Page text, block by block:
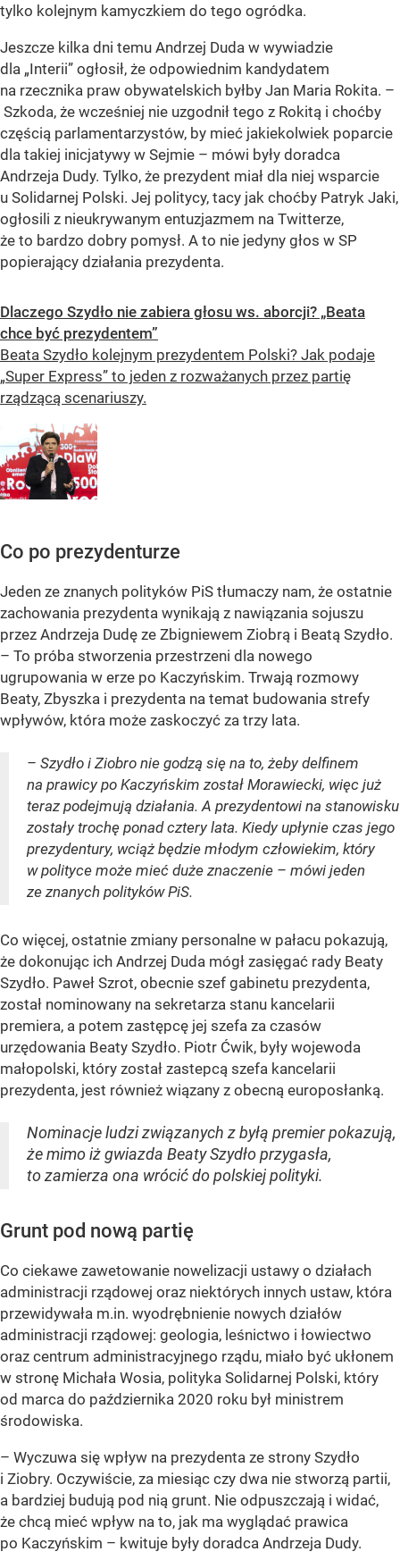
tylko kolejnym kamyczkiem do tego ogródka.
Jeszcze kilka dni temu Andrzej Duda w wywiadzie
dla „Interii” ogłosił, że odpowiednim kandydatem
na rzecznika praw obywatelskich byłby Jan Maria Rokita. –
Szkoda, że wcześniej nie uzgodnił tego z Rokitą i choćby
częścią parlamentarzystów, by mieć jakiekolwiek poparcie
dla takiej inicjatywy w Sejmie – mówi były doradca
Andrzeja Dudy. Tylko, że prezydent miał dla niej wsparcie
u Solidarnej Polski. Jej politycy, tacy jak choćby Patryk Jaki,
ogłosili z nieukrywanym entuzjazmem na Twitterze,
że to bardzo dobry pomysł. A to nie jedyny głos w SP
popierający działania prezydenta.
Dlaczego Szydło nie zabiera głosu ws. aborcji? „Beata
chce być prezydentem”
Beata Szydło kolejnym prezydentem Polski? Jak podaje
„Super Express” to jeden z rozważanych przez partię
rządzącą scenariuszy.
Co po prezydenturze
Jeden ze znanych polityków PiS tłumaczy nam, że ostatnie
zachowania prezydenta wynikają z nawiązania sojuszu
przez Andrzeja Dudę ze Zbigniewem Ziobrą i Beatą Szydło.
– To próba stworzenia przestrzeni dla nowego
ugrupowania w erze po Kaczyńskim. Trwają rozmowy
Beaty, Zbyszka i prezydenta na temat budowania strefy
wpływów, która może zaskoczyć za trzy lata.
– Szydło i Ziobro nie godzą się na to, żeby delfinem
na prawicy po Kaczyńskim został Morawiecki, więc już
teraz podejmują działania. A prezydentowi na stanowisku
zostały trochę ponad cztery lata. Kiedy upłynie czas jego
prezydentury, wciąż będzie młodym człowiekim, który
w polityce może mieć duże znaczenie – mówi jeden
ze znanych polityków PiS.
Co więcej, ostatnie zmiany personalne w pałacu pokazują,
że dokonując ich Andrzej Duda mógł zasięgać rady Beaty
Szydło. Paweł Szrot, obecnie szef gabinetu prezydenta,
został nominowany na sekretarza stanu kancelarii
premiera, a potem zastępcę jej szefa za czasów
urzędowania Beaty Szydło. Piotr Ćwik, były wojewoda
małopolski, który został zastepcą szefa kancelarii
prezydenta, jest również wiązany z obecną europosłanką.
Nominacje ludzi związanych z byłą premier pokazują,
że mimo iż gwiazda Beaty Szydło przygasła,
to zamierza ona wrócić do polskiej polityki.
Grunt pod nową partię
Co ciekawe zawetowanie nowelizacji ustawy o działach
administracji rządowej oraz niektórych innych ustaw, która
przewidywała m.in. wyodrębnienie nowych działów
administracji rządowej: geologia, leśnictwo i łowiectwo
oraz centrum administracyjnego rządu, miało być ukłonem
w stronę Michała Wosia, polityka Solidarnej Polski, który
od marca do października 2020 roku był ministrem
środowiska.
– Wyczuwa się wpływ na prezydenta ze strony Szydło
i Ziobry. Oczywiście, za miesiąc czy dwa nie stworzą partii,
a bardziej budują pod nią grunt. Nie odpuszczają i widać,
że chcą mieć wpływ na to, jak ma wyglądać prawica
po Kaczyńskim – kwituje były doradca Andrzeja Dudy.